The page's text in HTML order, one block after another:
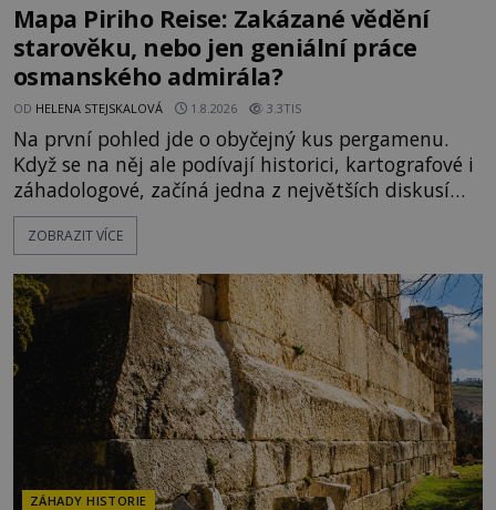
Mapa Piriho Reise: Zakázané vědění
starověku, nebo jen geniální práce
osmanského admirála?
OD HELENA STEJSKALOVÁ 1.8.2026 3.3TIS
Na první pohled jde o obyčejný kus pergamenu.
Když se na něj ale podívají historici, kartografové i
záhadologové, začíná jedna z největších diskusí
moderní historie. Osmanský admirál Piri Reis roku
1513 kreslí mapu světa, která překvapuje
ní vidí důkaz ztracené civilizace nebo dokonce
znalost Antarktidy dávno před jejím objevením.
Jiní tvrdí,
ZOBRAZIT VÍCE
ZÁHADY HISTORIE